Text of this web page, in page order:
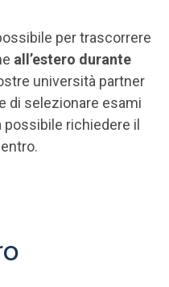
per trascorrere
all’estero durante
università partner
di selezionare esami
richiedere il